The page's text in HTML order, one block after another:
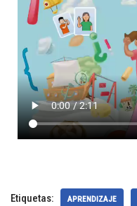
Etiquetas: APRENDIZAJE